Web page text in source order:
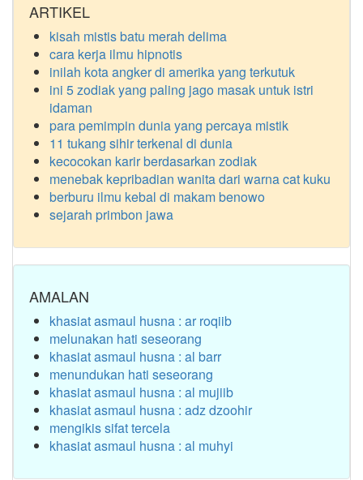
ARTIKEL
kisah mistis batu merah delima
cara kerja ilmu hipnotis
inilah kota angker di amerika yang terkutuk
ini 5 zodiak yang paling jago masak untuk istri
idaman
para pemimpin dunia yang percaya mistik
11 tukang sihir terkenal di dunia
kecocokan karir berdasarkan zodiak
menebak kepribadian wanita dari warna cat kuku
berburu ilmu kebal di makam benowo
sejarah primbon jawa
AMALAN
khasiat asmaul husna : ar roqiib
melunakan hati seseorang
khasiat asmaul husna : al barr
menundukan hati seseorang
khasiat asmaul husna : al mujiib
khasiat asmaul husna : adz dzoohir
mengikis sifat tercela
khasiat asmaul husna : al muhyi